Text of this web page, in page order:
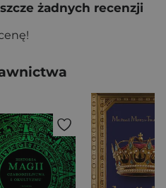
żadnych recenzji